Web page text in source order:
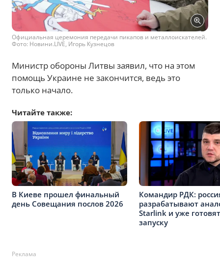
Официальная церемония передачи пикапов и металлоискателей.
Фото: Новини.LIVE, Игорь Кузнецов
Министр обороны Литвы заявил, что на этом
помощь Украине не закончится, ведь это
только начало.
Читайте также:
В Киеве прошел финальный
день Совещания послов 2026
Командир РДК:
разрабатывают
Starlink и уже
запуску
Реклама